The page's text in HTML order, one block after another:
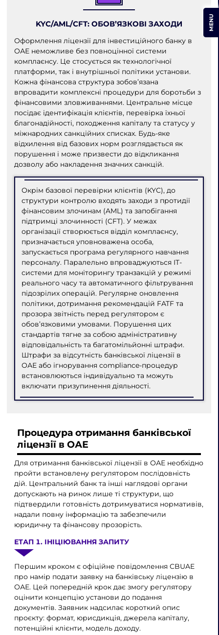
KYC/AML/CFT: ОБОВ’ЯЗКОВІ ЗАХОДИ
Оформлення ліцензії для інвестиційного банку в
ОАЕ неможливе без повноцінної системи
комплаєнсу. Це стосується як технологічної
платформи, так і внутрішньої політики установи.
Кожна фінансова структура зобов’язана
впровадити комплексні процедури для боротьби з
фінансовими зловживаннями. Центральне місце
посідає ідентифікація клієнтів, перевірка їхньої
благонадійності, походження капіталу та статусу у
міжнародних санкційних списках. Будь-яке
відхилення від базових норм розглядається як
порушення і може призвести до відкликання
дозволу або накладення значних санкцій.
Окрім базової перевірки клієнтів (KYC), до
структури контролю входять заходи з протидії
фінансовим злочинам (AML) та запобігання
підтримці злочинності (CFT). У межах
організації створюється відділ комплаєнсу,
призначається уповноважена особа,
запускається програма регулярного навчання
персоналу. Паралельно впроваджуються IT-
системи для моніторингу транзакцій у режимі
реального часу та автоматичного фільтрування
підозрілих операцій. Регулярне оновлення
політики, дотримання рекомендацій FATF та
прозора звітність перед регулятором є
обов’язковими умовами. Порушення цих
стандартів тягне за собою адміністративну
відповідальність та багатомільйонні штрафи.
Штрафи за відсутність банківської ліцензії в
ОАЕ або ігнорування compliance-процедур
встановлюються індивідуально та можуть
включати призупинення діяльності.
Процедура отримання банківської
ліцензії в ОАЕ
Для отримання банківської ліцензії в ОАЕ необхідно
пройти встановлену регулятором послідовність
дій. Центральний банк та інші наглядові органи
допускають на ринок лише ті структури, що
підтвердили готовність дотримуватися нормативів,
надали повну інформацію та забезпечили
юридичну та фінансову прозорість.
ЕТАП 1. ІНІЦІЮВАННЯ ЗАПИТУ
Першим кроком є офіційне повідомлення CBUAE
про намір подати заявку на банківську ліцензію в
ОАЕ. Цей попередній крок дає змогу регулятору
оцінити концепцію установи до подання
документів. Заявник надсилає короткий опис
проєкту: формат, юрисдикція, джерела капіталу,
потенційні клієнти, модель доходу.
MENU